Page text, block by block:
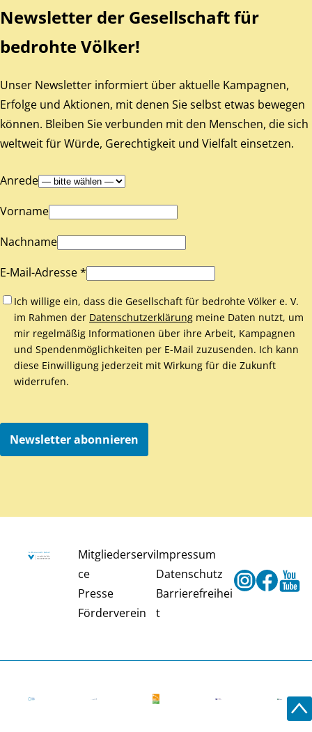
Newsletter der Gesellschaft für
bedrohte Völker!
Unser Newsletter informiert über aktuelle Kampagnen,
Erfolge und Aktionen, mit denen Sie selbst etwas bewegen
können. Bleiben Sie verbunden mit den Menschen, die sich
weltweit für Würde, Gerechtigkeit und Vielfalt einsetzen.
Anrede
Vorname
Nachname
E-Mail-Adresse *
Ich willige ein, dass die Gesellschaft für bedrohte Völker e. V.
im Rahmen der Datenschutzerklärung meine Daten nutzt, um
mir regelmäßig Informationen über ihre Arbeit, Kampagnen
und Spendenmöglichkeiten per E-Mail zuzusenden. Ich kann
diese Einwilligung jederzeit mit Wirkung für die Zukunft
widerrufen.
Newsletter abonnieren
Mitgliederservi
ce
Presse
Förderverein
Impressum
Datenschutz
Barrierefreihei
t
Instagram